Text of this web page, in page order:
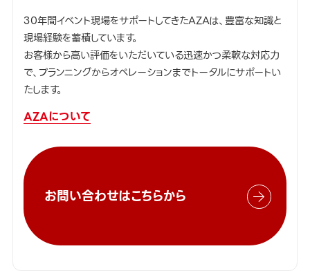
30年間イベント現場をサポートしてきたAZAは、豊富な知識と
現場経験を蓄積しています。
お客様から高い評価をいただいている迅速かつ柔軟な対応力
で、プランニングからオペレーションまでトータルにサポートい
たします。
AZAについて
お問い合わせはこちらから